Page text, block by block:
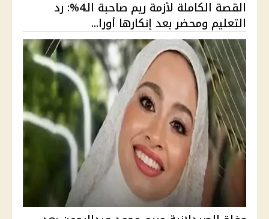
القصة الكاملة لأزمة ريم صاحبة الـ4%: رد
التعليم ومحضر بعد إنكارها أورا...